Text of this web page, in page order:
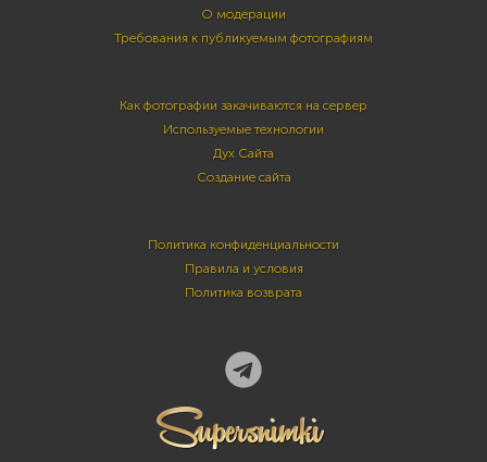
О модерации
Требования к публикуемым фотографиям
Как фотографии закачиваются на сервер
Используемые технологии
Дух Сайта
Создание сайта
Политика конфиденциальности
Правила и условия
Политика возврата